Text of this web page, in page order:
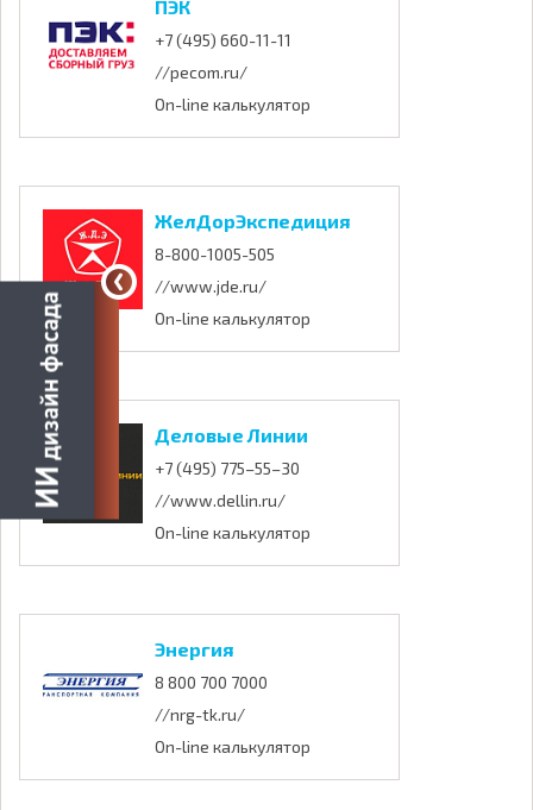
ПЭК
+7 (495) 660-11-11
//pecom.ru/
On-line калькулятор
ЖелДорЭкспедиция
8-800-1005-505
//www.jde.ru/
On-line калькулятор
Деловые Линии
+7 (495) 775–55–30
//www.dellin.ru/
On-line калькулятор
Энергия
8 800 700 7000
//nrg-tk.ru/
On-line калькулятор